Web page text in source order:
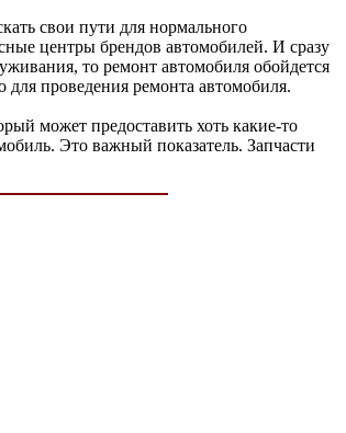
свои пути для нормального
центры брендов автомобилей. И сразу
то ремонт автомобиля обойдется
для проведения ремонта автомобиля.
может предоставить хоть какие-то
Это важный показатель. Запчасти